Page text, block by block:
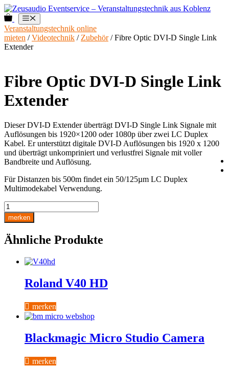
Zum
Inhalt
springen
Menü
Veranstaltungstechnik online
mieten /Videotechnik / Zubehör/ Fibre Optic DVI-D Single Link
Extender
Fibre Optic DVI-D Single Link
Extender
Dieser DVI-D Extender überträgt DVI-D Single Link Signale mit
Auflösungen bis 1920×1200 oder 1080p über zwei LC Duplex
Kabel. Er unterstützt digitale DVI-D Auflösungen bis 1920 x 1200
und überträgt unkompriniert und verlustfrei Signale mit voller
Bandbreite und Auflösung.
Für Distanzen bis 500m findet ein 50/125µm LC Duplex
Multimodekabel Verwendung.
Fibre
Optic
DVI-
D
Single
Extender
merken
Ähnliche Produkte
Roland V40 HD
merken
Blackmagic Micro Studio Camera
merken